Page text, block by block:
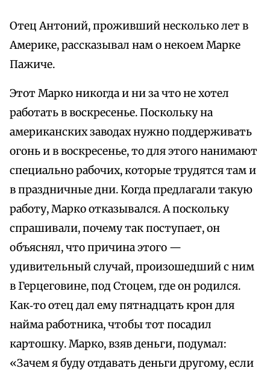
Отец Антоний, проживший несколько лет в
Америке, рассказывал нам о некоем Марке
Пажиче.
Этот Марко никогда и ни за что не хотел
работать в воскресенье. Поскольку на
американских заводах нужно поддерживать
огонь и в воскресенье, то для этого нанимают
специально рабочих, которые трудятся там и
в праздничные дни. Когда предлагали такую
работу, Марко отказывался. А поскольку
спрашивали, почему так поступает, он
объяснял, что причина этого —
удивительный случай, произошедший с ним
в Герцеговине, под Стоцем, где он родился.
Как‑то отец дал ему пятнадцать крон для
найма работника, чтобы тот посадил
картошку. Марко, взяв деньги, подумал:
«Зачем я буду отдавать деньги другому, если